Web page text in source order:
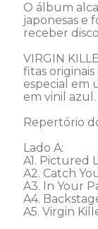
O álbum
japonesas e
receber
VIRGIN
fitas
especial em
em vinil azul.
Repertório
Lado A:
A1. Pictured
A2. Catch
A3. In Your
A4.
A5. Virgin